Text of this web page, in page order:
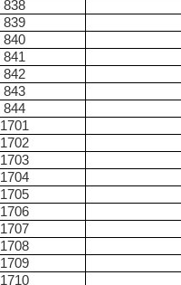
838
839
840
841
842
843
844
1701
1702
1703
1704
1705
1706
1707
1708
1709
1710